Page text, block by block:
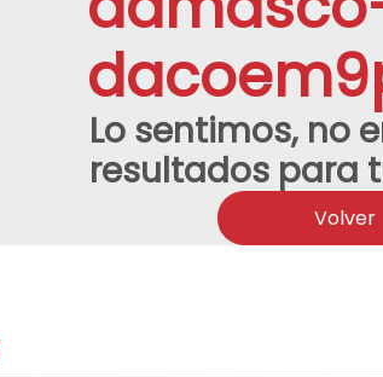
Lo sentimos, no
resultados para
Volver